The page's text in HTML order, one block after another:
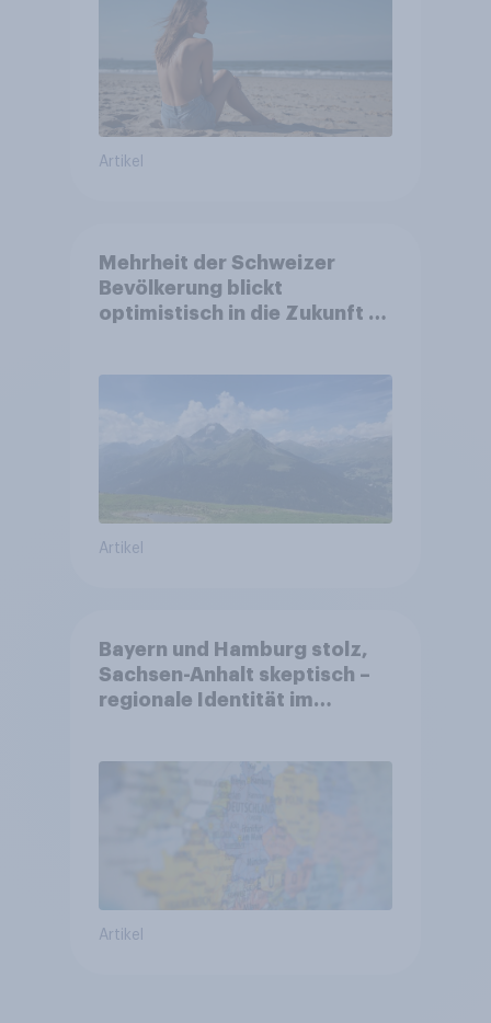
Artikel
Mehrheit der Schweizer
Bevölkerung blickt
optimistisch in die Zukunft –
Altersvorsorge
Artikel
Bayern und Hamburg stolz,
Sachsen-Anhalt skeptisch –
regionale Identität im
Artikel